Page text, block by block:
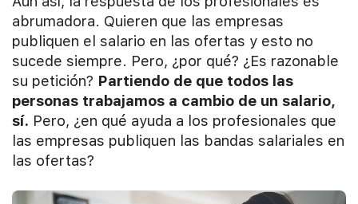
abrumadora. Quieren que las empresas
publiquen el salario en las ofertas y esto no
sucede siempre. Pero, ¿por qué? ¿Es razonable
su petición? Partiendo de que todos las
personas trabajamos a cambio de un salario,
sí. Pero, ¿en qué ayuda a los profesionales que
las empresas publiquen las bandas salariales en
las ofertas?